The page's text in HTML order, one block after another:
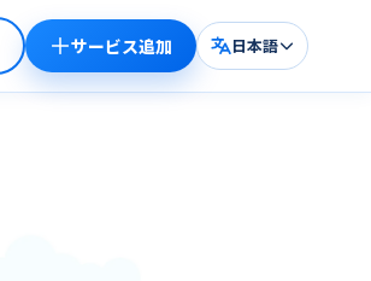
サービス追加 日本語